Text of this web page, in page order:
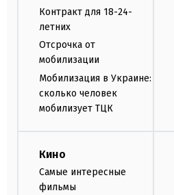
Контракт для 18-24-
летних
Отсрочка от
мобилизации
Мобилизация в Украине:
сколько человек
мобилизует ТЦК
Кино
Самые интересные
фильмы